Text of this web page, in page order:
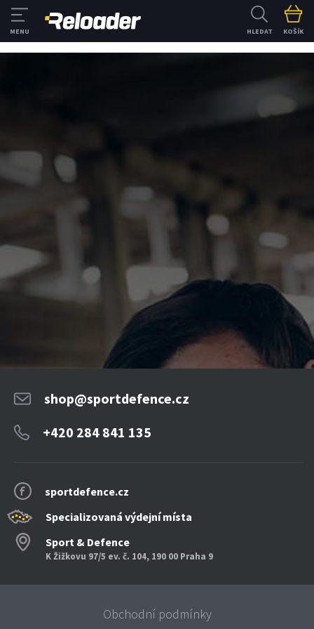
HLEDAT KOŠÍK
sportdefence.cz
Specializovaná výdejní místa
Sport & Defence
K Žižkovu 97/5 ev. č. 104, 190 00 Praha 9
shop@sportdefence.cz
+420 284 841 135
Obchodní podmínky